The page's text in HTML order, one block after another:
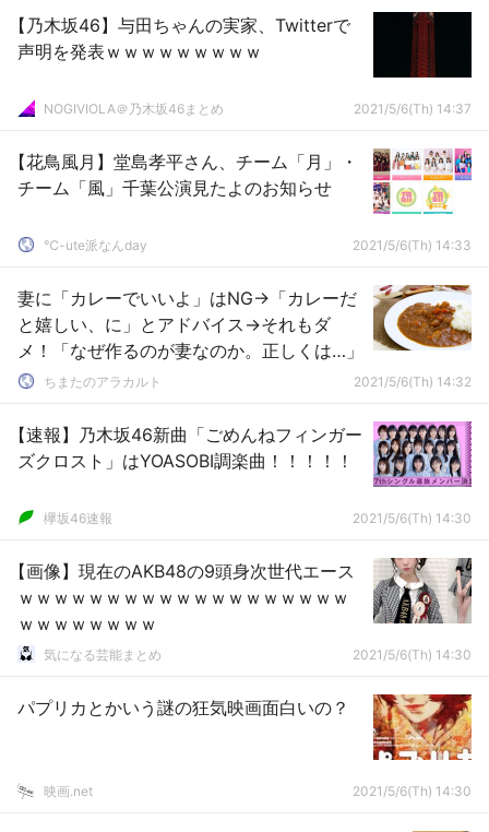
【乃木坂46】与田ちゃんの実家、Twitterで
声明を発表ｗｗｗｗｗｗｗｗｗ
NOGIVIOLA＠乃木坂46まとめ 2021/5/6(Th) 14:37
【花鳥風月】堂島孝平さん、チーム「月」・
チーム「風」千葉公演見たよのお知らせ
℃-ute派なんday 2021/5/6(Th) 14:33
妻に「カレーでいいよ」はNG→「カレーだ
と嬉しい、に」とアドバイス→それもダ
メ！「なぜ作るのが妻なのか。正しくは…」
ちまたのアラカルト 2021/5/6(Th) 14:32
【速報】乃木坂46新曲「ごめんねフィンガー
ズクロスト」はYOASOBI調楽曲！！！！！
欅坂46速報 2021/5/6(Th) 14:30
【画像】現在のAKB48の9頭身次世代エース
ｗｗｗｗｗｗｗｗｗｗｗｗｗｗｗｗｗｗｗ
ｗｗｗｗｗｗｗｗ
気になる芸能まとめ 2021/5/6(Th) 14:30
パプリカとかいう謎の狂気映画面白いの？
映画.net 2021/5/6(Th) 14:30